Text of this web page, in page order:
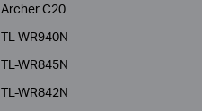
Archer C20
TL-WR940N
TL-WR845N
TL-WR842N